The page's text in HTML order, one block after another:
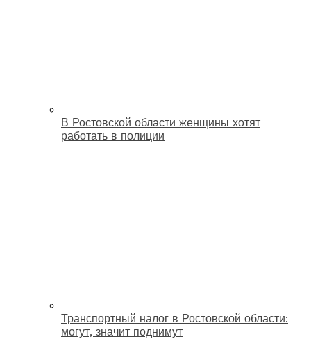
В Ростовской области женщины хотят
работать в полиции
Транспортный налог в Ростовской области:
могут, значит поднимут